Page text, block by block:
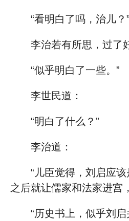
“看明白了吗，治儿？”
李治若有所思，过了
“似乎明白了一些。”
李世民道：
“明白了什么？”
李治道：
“儿臣觉得，刘启应
之后就让儒家和法家进
“历史书上，似乎刘